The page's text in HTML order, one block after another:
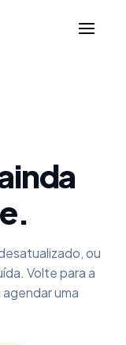
ou
Volte para a
uma